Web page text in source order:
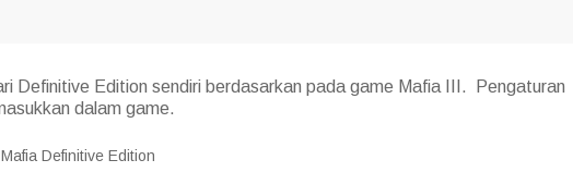
Definitive Edition sendiri berdasarkan pada game Mafia III. Pengaturan
dalam game.